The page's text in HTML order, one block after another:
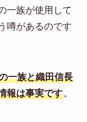
一族が使用して
噂があるのです
一族と織田信長
報は事実です。